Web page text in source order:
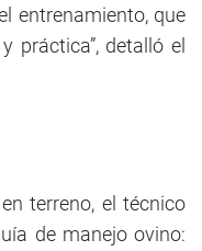
entrenamiento, que
práctica”, detalló el
terreno, el técnico
de manejo ovino: